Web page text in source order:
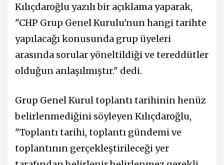
Kılıçdaroğlu yazılı bir açıklama yaparak,
"CHP Grup Genel Kurulu'nun hangi tarihte
yapılacağı konusunda grup üyeleri
arasında sorular yöneltildiği ve tereddütler
olduğun anlaşılmıştır." dedi.
Grup Genel Kurul toplantı tarihinin henüz
belirlenmediğini söyleyen Kılıçdaroğlu,
"Toplantı tarihi, toplantı gündemi ve
toplantının gerçekleştirileceği yer